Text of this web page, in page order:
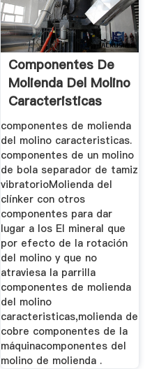
Componentes De
Molienda Del Molino
Caracteristicas
componentes de molienda
del molino caracteristicas.
componentes de un molino
de bola separador de tamiz
vibratorioMolienda del
clínker con otros
componentes para dar
lugar a los El mineral que
por efecto de la rotación
del molino y que no
atraviesa la parrilla
componentes de molienda
del molino
caracteristicas,molienda de
cobre componentes de la
máquinacomponentes del
molino de molienda .